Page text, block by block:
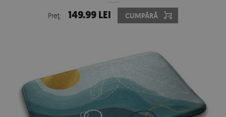
Preţ: 149.99 LEI CUMPĂRĂ